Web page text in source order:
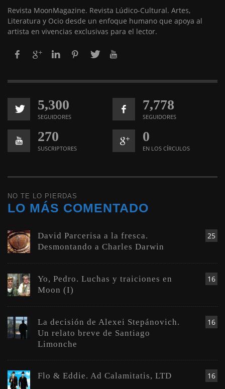
Revista MoonMagazine. Revista Lúdico-Cultural. Artes,
Literatura y Ocio desde un enfoque humano que apoya al
artista en vivencias exclusivas para el lector.
5,300
SEGUIDORES
7,778
SEGUIDORES
270
SUSCRIPTORES
0
EN LOS CÍRCULOS
NO TE LO PIERDAS
LO MÁS COMENTADO
25
David Parcerisa a la fresca.
Desmontando a Charles Darwin
16
Yo, Pedro. Luchas y traiciones en
Moon (I)
16
La decisión de Alexei Stepánovich.
Un relato breve de Santiago
Limonche
16
Flo & Eddie. Ad Calamitatis, LTD